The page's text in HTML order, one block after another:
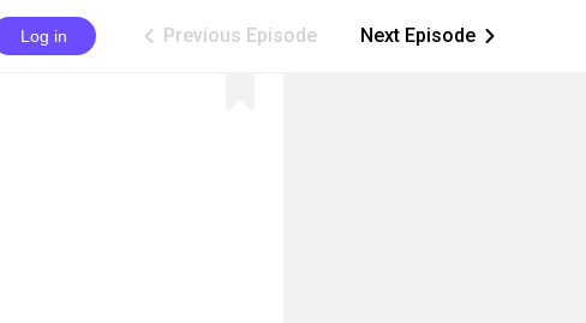
Log in ic_arrow_left Previous Episode Next Episode ic_arrow_right